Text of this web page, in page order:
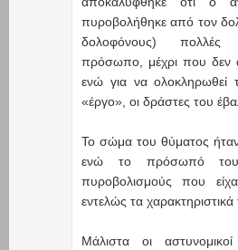
πυροβολήθηκε από τον
δολοφόνους)
πρόσωπο, μέχρι που δεν
ενώ για να ολοκληρωθεί
«έργο», οι δράστες του
Το σώμα του θύματος
ενώ το πρόσωπό του
πυροβολισμούς που
εντελώς τα χαρακτηριστικά
Μάλιστα οι